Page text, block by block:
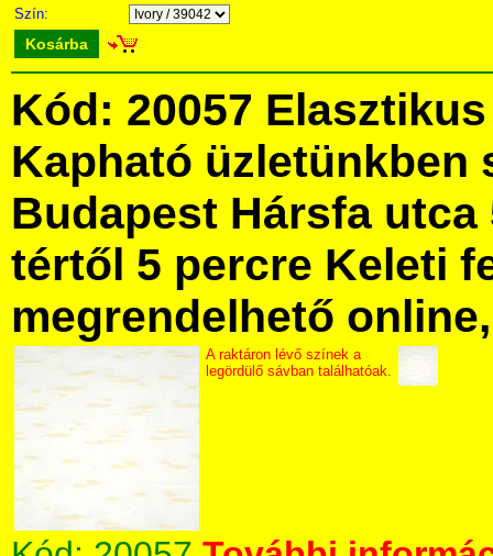
Szín:
Kosárba
Kód: 20057
Kapható üzletünkben
Budapest Hársfa utca
tértől 5 percre Keleti
megrendelhető
A raktáron lévő színek a
legördülő sávban találhatóak.